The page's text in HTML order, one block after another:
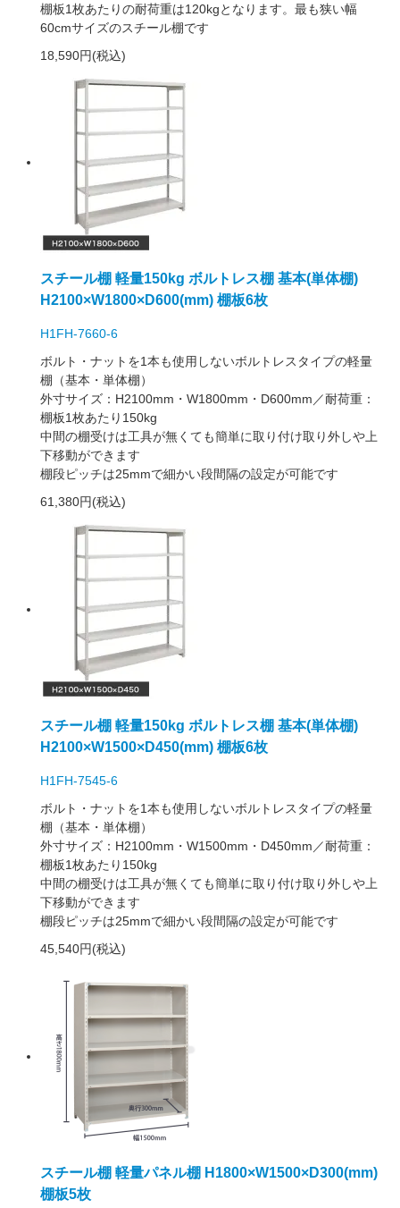
棚板1枚あたりの耐荷重は120kgとなります。最も狭い幅
60cmサイズのスチール棚です
18,590円(税込)
スチール棚 軽量150kg ボルトレス棚 基本(単体棚)
H2100×W1800×D600(mm) 棚板6枚
H1FH-7660-6
ボルト・ナットを1本も使用しないボルトレスタイプの軽量
棚（基本・単体棚）
外寸サイズ：H2100mm・W1800mm・D600mm／耐荷重：
棚板1枚あたり150kg
中間の棚受けは工具が無くても簡単に取り付け取り外しや上
下移動ができます
棚段ピッチは25mmで細かい段間隔の設定が可能です
61,380円(税込)
スチール棚 軽量150kg ボルトレス棚 基本(単体棚)
H2100×W1500×D450(mm) 棚板6枚
H1FH-7545-6
ボルト・ナットを1本も使用しないボルトレスタイプの軽量
棚（基本・単体棚）
外寸サイズ：H2100mm・W1500mm・D450mm／耐荷重：
棚板1枚あたり150kg
中間の棚受けは工具が無くても簡単に取り付け取り外しや上
下移動ができます
棚段ピッチは25mmで細かい段間隔の設定が可能です
45,540円(税込)
スチール棚 軽量パネル棚 H1800×W1500×D300(mm)
棚板5枚